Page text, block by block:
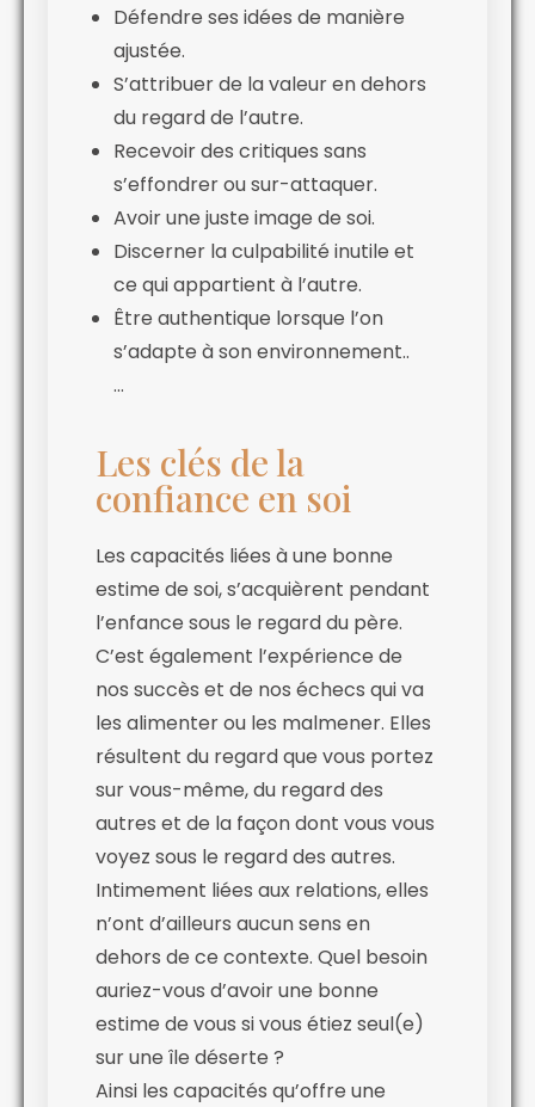
Défendre ses idées de manière
ajustée.
S’attribuer de la valeur en dehors
du regard de l’autre.
Recevoir des critiques sans
s’effondrer ou sur-attaquer.
Avoir une juste image de soi.
Discerner la culpabilité inutile et
ce qui appartient à l’autre.
Être authentique lorsque l’on
s’adapte à son environnement..
…
Les clés de la
confiance en soi
Les capacités liées à une bonne
estime de soi, s’acquièrent pendant
l’enfance sous le regard du père.
C’est également l’expérience de
nos succès et de nos échecs qui va
les alimenter ou les malmener. Elles
résultent du regard que vous portez
sur vous-même, du regard des
autres et de la façon dont vous vous
voyez sous le regard des autres.
Intimement liées aux relations, elles
n’ont d’ailleurs aucun sens en
dehors de ce contexte. Quel besoin
auriez-vous d’avoir une bonne
estime de vous si vous étiez seul(e)
sur une île déserte ?
Ainsi les capacités qu’offre une